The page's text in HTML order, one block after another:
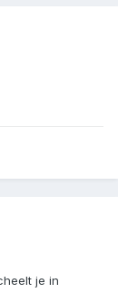
je in